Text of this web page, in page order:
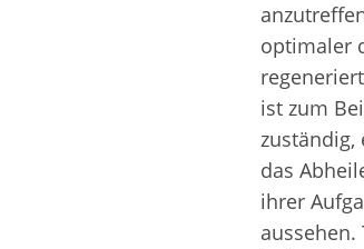
optimaler
ist zum
zuständig,
das
ihrer